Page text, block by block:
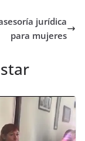
jurídica
para mujeres